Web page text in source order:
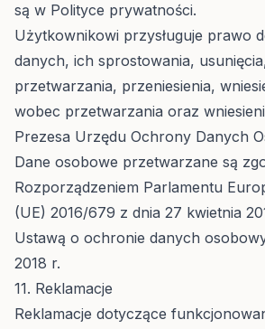
są w Polityce prywatności.
Użytkownikowi przysługuje prawo
danych, ich sprostowania,
przetwarzania, przeniesienia,
wobec przetwarzania oraz
Prezesa Urzędu Ochrony Danych
Dane osobowe przetwarzane są
Rozporządzeniem Parlamentu
(UE) 2016/679 z dnia 27 kwietnia
Ustawą o ochronie danych
2018 r.
11. Reklamacje
Reklamacje dotyczące